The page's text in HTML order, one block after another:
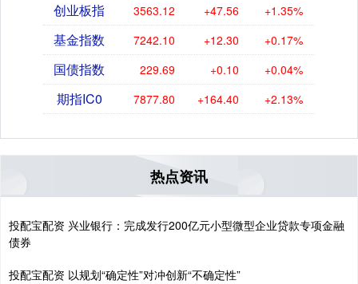
创业板指 3563.12 +47.56 +1.35%
基金指数 7242.10 +12.30 +0.17%
国债指数 229.69 +0.10 +0.04%
期指IC0 7877.80 +164.40 +2.13%
热点资讯
投配宝配资 兴业银行：完成发行200亿元小型微型企业贷款专项金融
债券
投配宝配资 以规划“确定性”对冲创新“不确定性”